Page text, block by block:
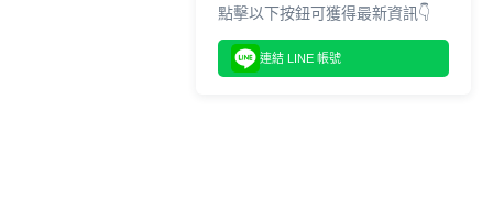
點擊以下按鈕可獲得最新資訊👇
連結 LINE 帳號